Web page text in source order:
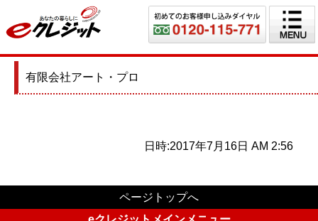
有限会社アート・プロ
日時:2017年7月16日 AM 2:56
ページトップへ